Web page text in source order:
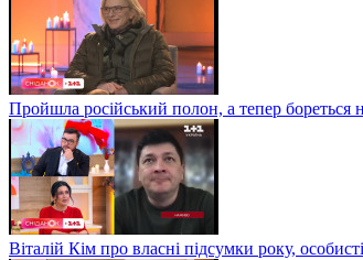
Пройшла російський полон, а тепер бореться
Віталій Кім про власні підсумки року,